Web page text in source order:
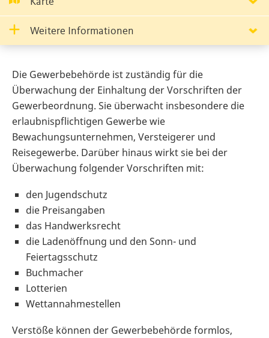
Weitere Informationen
Die Gewerbebehörde ist zuständig für die
Überwachung der Einhaltung der Vorschriften der
Gewerbeordnung. Sie überwacht insbesondere die
erlaubnispflichtigen Gewerbe wie
Bewachungsunternehmen, Versteigerer und
Reisegewerbe. Darüber hinaus wirkt sie bei der
Überwachung folgender Vorschriften mit:
den Jugendschutz
die Preisangaben
das Handwerksrecht
die Ladenöffnung und den Sonn- und
Feiertagsschutz
Buchmacher
Lotterien
Wettannahmestellen
Verstöße können der Gewerbebehörde formlos,